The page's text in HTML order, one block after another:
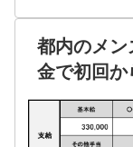
都内のメ
金で初回